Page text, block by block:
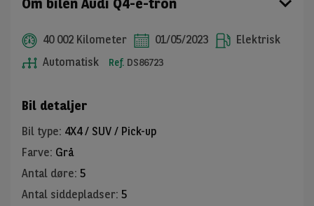
Om bilen Audi Q4-e-tron
40 002 Kilometer 01/05/2023
Elektrisk
Automatisk
Ref. DS86723
Bil detaljer
Bil type: 4X4 / SUV / Pick-up
Farve: Grå
Antal døre: 5
Antal siddepladser: 5